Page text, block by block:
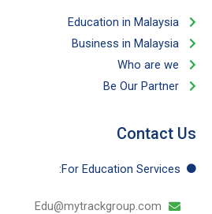
Education in Malaysia
Business in Malaysia​
Who are we
Be Our Partner​
Contact Us
For Education​ Services:
Edu@mytrackgroup.com